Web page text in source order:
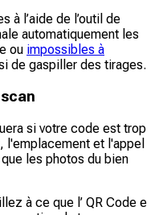
à l’aide de l’outil de
automatiquement les
ou impossibles à
de gaspiller des tirages.
si votre code est trop
l'emplacement et l'appel
les photos du bien
à ce que l’ QR Code e